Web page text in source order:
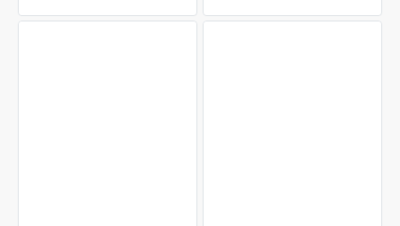
เกมได้แบบลื่นไหล